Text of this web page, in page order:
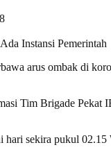
arus ombak di
Tim Brigade Pekat
sekira pukul